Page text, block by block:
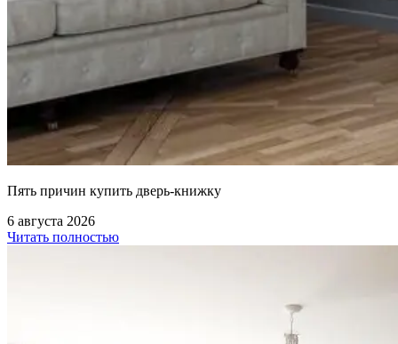
Пять причин купить дверь-книжку
6 августа 2026
Читать полностью